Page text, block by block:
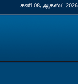
சனி 08, ஆகஸ்ட் 2026